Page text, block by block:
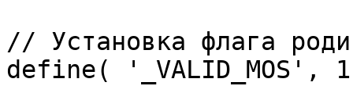
// Установка флага
define( '_VALID_MOS',